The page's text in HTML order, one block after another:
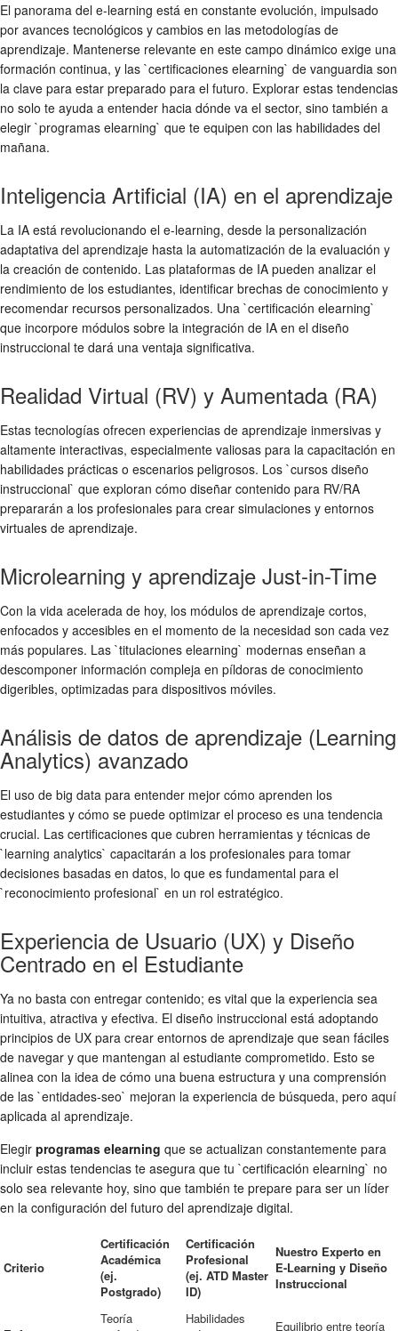
El panorama del e-learning está en constante evolución, impulsado
por avances tecnológicos y cambios en las metodologías de
aprendizaje. Mantenerse relevante en este campo dinámico exige una
formación continua, y las `certificaciones elearning` de vanguardia son
la clave para estar preparado para el futuro. Explorar estas tendencias
no solo te ayuda a entender hacia dónde va el sector, sino también a
elegir `programas elearning` que te equipen con las habilidades del
mañana.
Inteligencia Artificial (IA) en el aprendizaje
La IA está revolucionando el e-learning, desde la personalización
adaptativa del aprendizaje hasta la automatización de la evaluación y
la creación de contenido. Las plataformas de IA pueden analizar el
rendimiento de los estudiantes, identificar brechas de conocimiento y
recomendar recursos personalizados. Una `certificación elearning`
que incorpore módulos sobre la integración de IA en el diseño
instruccional te dará una ventaja significativa.
Realidad Virtual (RV) y Aumentada (RA)
Estas tecnologías ofrecen experiencias de aprendizaje inmersivas y
altamente interactivas, especialmente valiosas para la capacitación en
habilidades prácticas o escenarios peligrosos. Los `cursos diseño
instruccional` que exploran cómo diseñar contenido para RV/RA
prepararán a los profesionales para crear simulaciones y entornos
virtuales de aprendizaje.
Microlearning y aprendizaje Just-in-Time
Con la vida acelerada de hoy, los módulos de aprendizaje cortos,
enfocados y accesibles en el momento de la necesidad son cada vez
más populares. Las `titulaciones elearning` modernas enseñan a
descomponer información compleja en píldoras de conocimiento
digeribles, optimizadas para dispositivos móviles.
Análisis de datos de aprendizaje (Learning
Analytics) avanzado
El uso de big data para entender mejor cómo aprenden los
estudiantes y cómo se puede optimizar el proceso es una tendencia
crucial. Las certificaciones que cubren herramientas y técnicas de
`learning analytics` capacitarán a los profesionales para tomar
decisiones basadas en datos, lo que es fundamental para el
`reconocimiento profesional` en un rol estratégico.
Experiencia de Usuario (UX) y Diseño
Centrado en el Estudiante
Ya no basta con entregar contenido; es vital que la experiencia sea
intuitiva, atractiva y efectiva. El diseño instruccional está adoptando
principios de UX para crear entornos de aprendizaje que sean fáciles
de navegar y que mantengan al estudiante comprometido. Esto se
alinea con la idea de cómo una buena estructura y una comprensión
de las `entidades-seo` mejoran la experiencia de búsqueda, pero aquí
aplicada al aprendizaje.
Elegir programas elearning que se actualizan constantemente para
incluir estas tendencias te asegura que tu `certificación elearning` no
solo sea relevante hoy, sino que también te prepare para ser un líder
en la configuración del futuro del aprendizaje digital.
Criterio
Certificación
Académica
(ej.
Postgrado)
Certificación
Profesional
(ej. ATD Master
ID)
Nuestro Experto en
E-Learning y Diseño
Instruccional
Teoría
Habilidades
Equilibrio entre teoría